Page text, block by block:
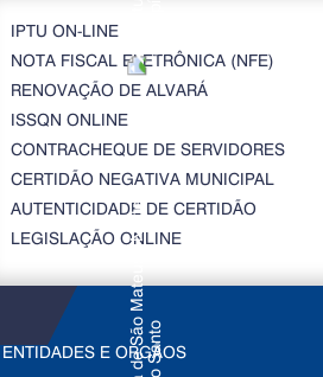
IPTU ON-LINE
NOTA FISCAL ELETRÔNICA (NFE)
RENOVAÇÃO DE ALVARÁ
ISSQN ONLINE
CONTRACHEQUE DE SERVIDORES
CERTIDÃO NEGATIVA MUNICIPAL
AUTENTICIDADE DE CERTIDÃO
LEGISLAÇÃO ONLINE
ENTIDADES E ORGÃOS